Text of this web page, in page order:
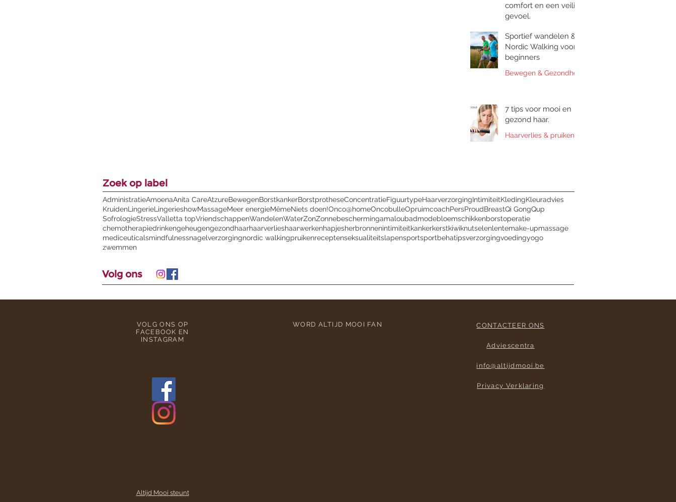
comfort en een veilig
gevoel.
Sportief wandelen &
Nordic Walking voor
beginners
7 tips voor mooi en
gezond haar.
Haarverlies & pruiken
Zoek op label
AdministratieAmoenaAnita CareAtzureBewegenBorstkankerBorstprotheseConcentratieFiguurtypeHaarverzorgingIntimiteitKledingKleuradvies
KruidenLingerieLingerieshowMassageMeer energieMêmeNiets doen!Onco@homeOncobulleOpruimcoachPersProudBreastQi GongQup
SofrologieStressValletta topVriendschappenWandelenWaterZonZonnebeschermingamaloubadmodebloemschikkenborstoperatie
chemotherapiedrinkengeheugengezondhaarhaarverlieshaarwerkenhapjesherbronnenintimiteitkankerkerstkiwiknutselenlentemake-upmassage
mediceuticalsmindfulnessnagelverzorgingnordic walkingpruikenreceptenseksualiteitslapensportsportbehatipsverzorgingvoedingyogo
zwemmen
Volg ons
VOLG ONS OP
FACEBOOK EN
INSTAGRAM
WORD ALTIJD MOOI FAN CONTACTEER ONS
Adviescentra
info@altijdmooi.be
Privacy Verklaring
Altijd Mooi steunt